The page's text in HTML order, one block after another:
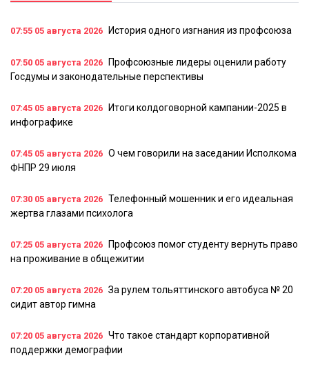
07:55 05 августа 2026 История одного изгнания из профсоюза
07:50 05 августа 2026
Профсоюзные лидеры оценили работу
Госдумы и законодательные перспективы
07:45 05 августа 2026
Итоги колдоговорной кампании-2025 в
инфографике
07:45 05 августа 2026 О чем говорили на заседании Исполкома
ФНПР 29 июля
07:30 05 августа 2026 Телефонный мошенник и его идеальная
жертва глазами психолога
07:25 05 августа 2026
Профсоюз помог студенту вернуть право
на проживание в общежитии
07:20 05 августа 2026 За рулем тольяттинского автобуса № 20
сидит автор гимна
07:20 05 августа 2026 Что такое стандарт корпоративной
поддержки демографии